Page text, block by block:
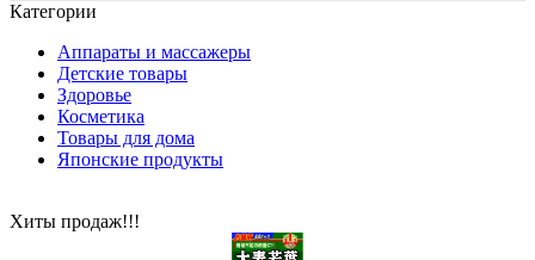
Категории
Аппараты и массажеры
Детские товары
Здоровье
Косметика
Товары для дома
Японские продукты
Хиты продаж!!!